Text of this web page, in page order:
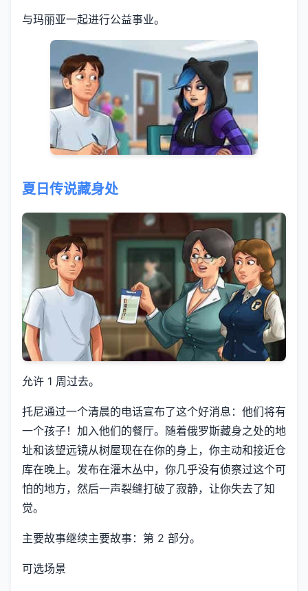
与玛丽亚一起进行公益事业。
夏日传说藏身处
允许 1 周过去。
托尼通过一个清晨的电话宣布了这个好消息：他们将有
一个孩子！加入他们的餐厅。随着俄罗斯藏身之处的地
址和该望远镜从树屋现在在你的身上，你主动和接近仓
库在晚上。发布在灌木丛中，你几乎没有侦察过这个可
怕的地方，然后一声裂缝打破了寂静，让你失去了知
觉。
主要故事继续主要故事：第 2 部分。
可选场景